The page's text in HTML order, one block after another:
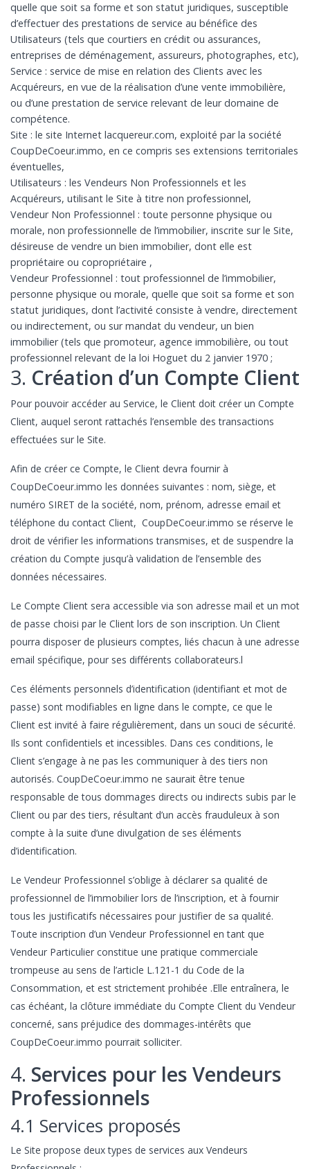
quelle que soit sa forme et son statut juridiques, susceptible
d’effectuer des prestations de service au bénéfice des
Utilisateurs (tels que courtiers en crédit ou assurances,
entreprises de déménagement, assureurs, photographes, etc),
Service : service de mise en relation des Clients avec les
Acquéreurs, en vue de la réalisation d’une vente immobilière,
ou d’une prestation de service relevant de leur domaine de
compétence.
Site : le site Internet lacquereur.com, exploité par la société
CoupDeCoeur.immo, en ce compris ses extensions territoriales
éventuelles,
Utilisateurs : les Vendeurs Non Professionnels et les
Acquéreurs, utilisant le Site à titre non professionnel,
Vendeur Non Professionnel : toute personne physique ou
morale, non professionnelle de l’immobilier, inscrite sur le Site,
désireuse de vendre un bien immobilier, dont elle est
propriétaire ou copropriétaire ,
Vendeur Professionnel : tout professionnel de l’immobilier,
personne physique ou morale, quelle que soit sa forme et son
statut juridiques, dont l’activité consiste à vendre, directement
ou indirectement, ou sur mandat du vendeur, un bien
immobilier (tels que promoteur, agence immobilière, ou tout
professionnel relevant de la loi Hoguet du 2 janvier 1970 ;
3. Création d’un Compte Client
Pour pouvoir accéder au Service, le Client doit créer un Compte
Client, auquel seront rattachés l’ensemble des transactions
effectuées sur le Site.
Afin de créer ce Compte, le Client devra fournir à
CoupDeCoeur.immo les données suivantes : nom, siège, et
numéro SIRET de la société, nom, prénom, adresse email et
téléphone du contact Client, CoupDeCoeur.immo se réserve le
droit de vérifier les informations transmises, et de suspendre la
création du Compte jusqu’à validation de l’ensemble des
données nécessaires.
Le Compte Client sera accessible via son adresse mail et un mot
de passe choisi par le Client lors de son inscription. Un Client
pourra disposer de plusieurs comptes, liés chacun à une adresse
email spécifique, pour ses différents collaborateurs.l
Ces éléments personnels d’identification (identifiant et mot de
passe) sont modifiables en ligne dans le compte, ce que le
Client est invité à faire régulièrement, dans un souci de sécurité.
Ils sont confidentiels et incessibles. Dans ces conditions, le
Client s’engage à ne pas les communiquer à des tiers non
autorisés. CoupDeCoeur.immo ne saurait être tenue
responsable de tous dommages directs ou indirects subis par le
Client ou par des tiers, résultant d’un accès frauduleux à son
compte à la suite d’une divulgation de ses éléments
d’identification.
Le Vendeur Professionnel s’oblige à déclarer sa qualité de
professionnel de l’immobilier lors de l’inscription, et à fournir
tous les justificatifs nécessaires pour justifier de sa qualité.
Toute inscription d’un Vendeur Professionnel en tant que
Vendeur Particulier constitue une pratique commerciale
trompeuse au sens de l’article L.121-1 du Code de la
Consommation, et est strictement prohibée .Elle entraînera, le
cas échéant, la clôture immédiate du Compte Client du Vendeur
concerné, sans préjudice des dommages-intérêts que
CoupDeCoeur.immo pourrait solliciter.
4. Services pour les Vendeurs
Professionnels
4.1 Services proposés
Le Site propose deux types de services aux Vendeurs